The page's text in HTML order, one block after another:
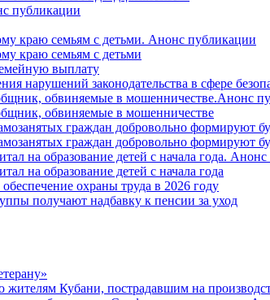
краю семьям с детьми. Анонс публикации
краю семьям с детьми
выплату
нарушений законодательства в сфере
обвиняемые в мошенничестве.Анонс
обвиняемые в мошенничестве
граждан добровольно формируют
граждан добровольно формируют
на образование детей с начала года.
на образование детей с начала года
охраны труда в 2026 году
получают надбавку к пенсии за уход
Кубани, пострадавшим на